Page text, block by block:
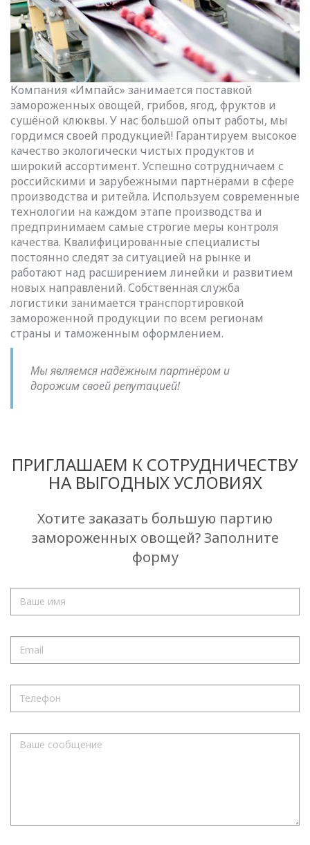
Компания «Импайс» занимается поставкой
замороженных овощей, грибов, ягод, фруктов и
сушёной клюквы. У нас большой опыт работы, мы
гордимся своей продукцией! Гарантируем высокое
качество экологически чистых продуктов и
широкий ассортимент. Успешно сотрудничаем с
российскими и зарубежными партнёрами в сфере
производства и ритейла. Используем современные
технологии на каждом этапе производства и
предпринимаем самые строгие меры контроля
качества. Квалифицированные специалисты
постоянно следят за ситуацией на рынке и
работают над расширением линейки и развитием
новых направлений. Собственная служба
логистики занимается транспортировкой
замороженной продукции по всем регионам
страны и таможенным оформлением.
Мы являемся надёжным партнёром и
дорожим своей репутацией!
ПРИГЛАШАЕМ К СОТРУДНИЧЕСТВУ
НА ВЫГОДНЫХ УСЛОВИЯХ
Хотите заказать большую партию
замороженных овощей? Заполните
форму